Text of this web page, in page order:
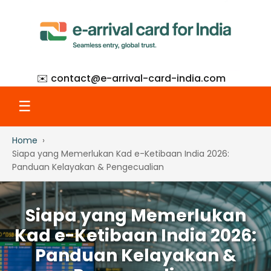
✉️ contact@e-arrival-card-india.com
☰
Home
What Is eAC
How to Apply
Step-by-Step with Screenshots
Home
Siapa yang Memerlukan Kad e-Ketibaan India 2026:
Panduan Kelayakan & Pengecualian
Siapa yang Memerlukan
Kad e-Ketibaan India 2026:
Panduan Kelayakan &